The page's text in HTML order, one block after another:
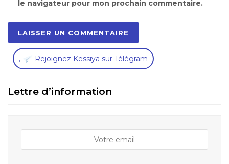
le navigateur pour mon prochain commentaire.
, Rejoignez Kessiya sur Télégram
Lettre d’information